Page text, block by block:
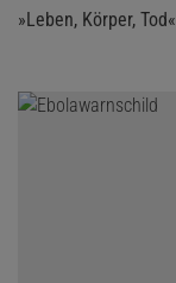
»Leben, Körper, Tod«